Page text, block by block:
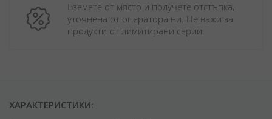
Вземете от място и получете отстъпка,
уточнена от оператора ни. Не важи за
продукти от лимитирани серии.
ХАРАКТЕРИСТИКИ: